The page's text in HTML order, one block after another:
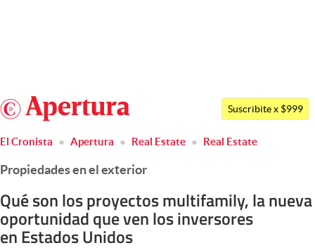
Argentina
Members
Economía y Política
Finanzas y Mercados
Negocios
Columnistas
Suscribite x $999
El Cronista Apertura Real Estate Real Estate
Propiedades en el exterior
Qué son los proyectos multifamily, la nueva
oportunidad que ven los inversores
en Estados Unidos